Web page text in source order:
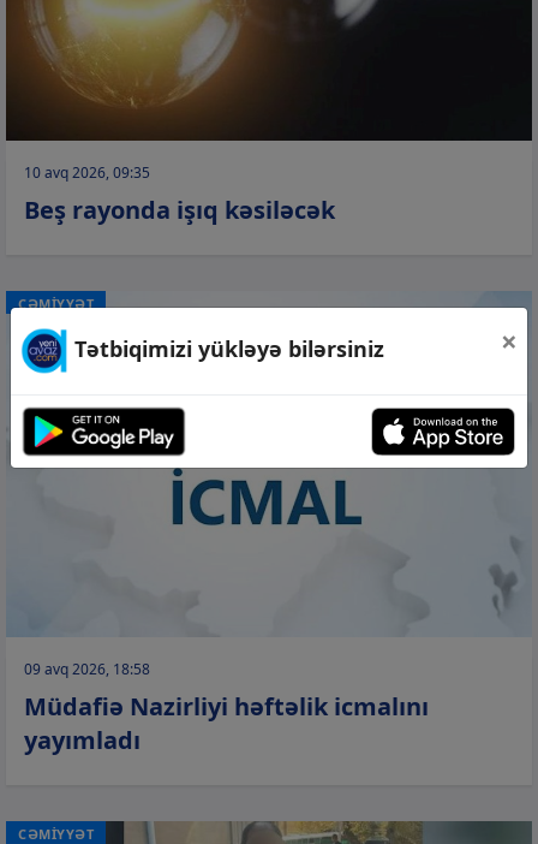
10 avq 2026, 09:35
Beş rayonda işıq kəsiləcək
CƏMİYYƏT
09 avq 2026, 18:58
Müdafiə Nazirliyi həftəlik icmalını
yayımladı
CƏMİYYƏT
Tətbiqimizi yükləyə bilərsiniz ×